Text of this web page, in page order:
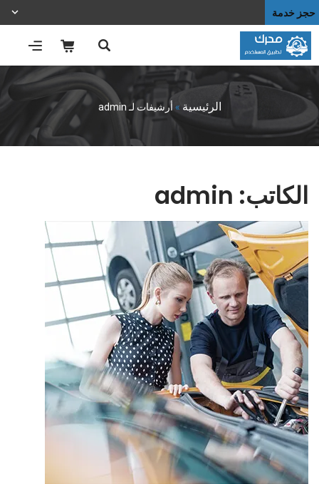
حجز خدمة
الرئيسية » أرشيفات لـ admin
الكاتب: admin